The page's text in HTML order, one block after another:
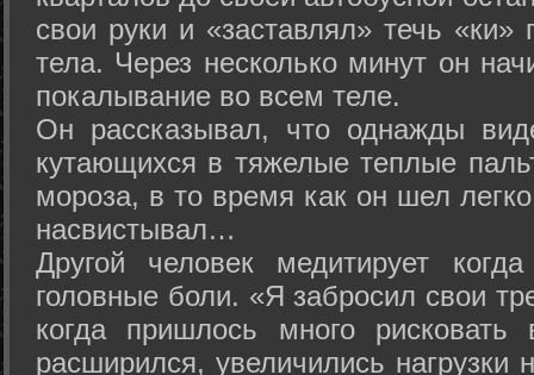
свои руки и «заставлял» течь «ки»
тела. Через несколько минут он
покалывание во всем теле.
Он рассказывал, что однажды
кутающихся в тяжелые теплые
мороза, в то время как он шел
насвистывал…
Другой человек медитирует
головные боли. «Я забросил свои
когда пришлось много
расширился, увеличились нагрузки